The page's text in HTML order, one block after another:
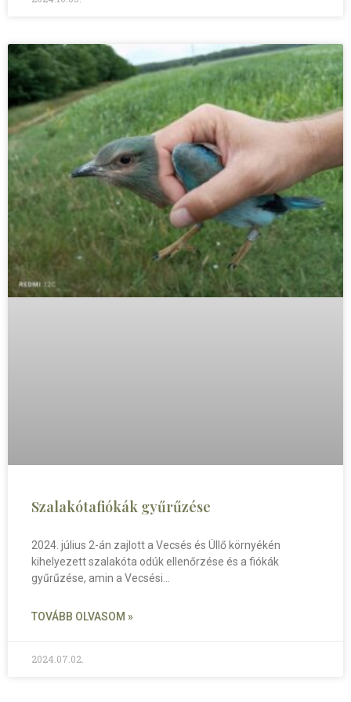
Szalakótafiókák gyűrűzése
2024. július 2-án zajlott a Vecsés és Üllő környékén
kihelyezett szalakóta odúk ellenőrzése és a fiókák
gyűrűzése, amin a Vecsési
TOVÁBB OLVASOM »
2024.07.02.